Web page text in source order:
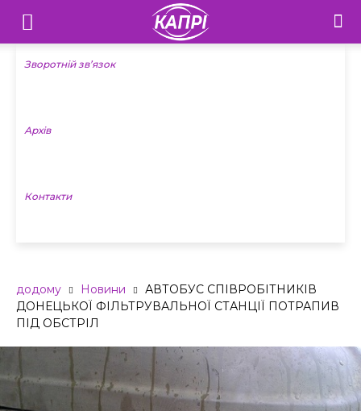
Телебачення
«Капрі»
Новини
Зворотній зв’язок
Архів
Контакти
додому Новини
АВТОБУС СПІВРОБІТНИКІВ
ДОНЕЦЬКОЇ ФІЛЬТРУВАЛЬНОЇ СТАНЦІЇ ПОТРАПИВ
ПІД ОБСТРІЛ